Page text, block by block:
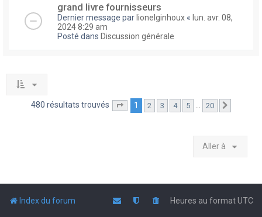
grand livre fournisseurs
Dernier message par lionelginhoux « lun. avr. 08,
2024 8:29 am
Posté dans Discussion générale
480 résultats trouvés Page sur20
1 2 3 4 5 … 20
Aller à
Index du forum Heures au formatUTC